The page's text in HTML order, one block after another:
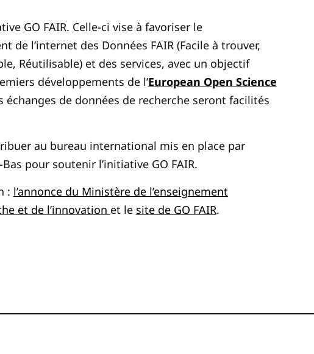
GO FAIR. Celle-ci vise à favoriser le
de l’internet des Données FAIR (Facile à trouver,
Réutilisable) et des services, avec un objectif
développements de l’European Open Science
échanges de données de recherche seront facilités
au bureau international mis en place par
pour soutenir l’initiative GO FAIR.
: l’annonce du Ministère de l’enseignement
et de l’innovation et le site de GO FAIR.